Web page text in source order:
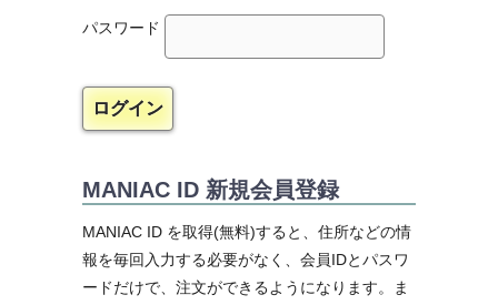
パスワード
MANIAC ID 新規会員登録
MANIAC ID を取得(無料)すると、住所などの情
報を毎回入力する必要がなく、会員IDとパスワ
ードだけで、注文ができるようになります。ま